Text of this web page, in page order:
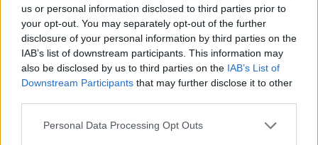
us or personal information disclosed to third parties prior to
your opt-out. You may separately opt-out of the further
disclosure of your personal information by third parties on the
IAB’s list of downstream participants. This information may
also be disclosed by us to third parties on the IAB’s List of
Downstream Participants that may further disclose it to other
Please note that this website/app uses one or more Google
Personal Data Processing Opt Outs
Ilaria Galli · 6 Ago 2026
SOSTENIBILITÀ